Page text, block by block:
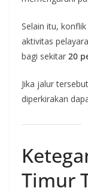
Selain itu,
aktivitas
bagi sekitar 20
Jika jalur
diperkirakan
Timur